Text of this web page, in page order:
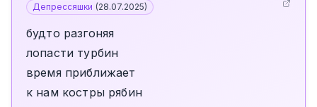
Депрессяшки (28.07.2025)
будто разгоняя
лопасти турбин
время приближает
к нам костры рябин